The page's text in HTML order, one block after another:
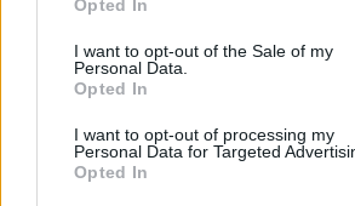
Opted In
I want to opt-out of the Sale of my
Personal Data.
Opted In
I want to opt-out of processing my
Personal Data for Targeted
Opted In